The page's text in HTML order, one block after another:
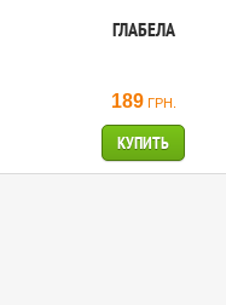
ГЛАБЕЛА
189ГРН.
КУПИТЬ